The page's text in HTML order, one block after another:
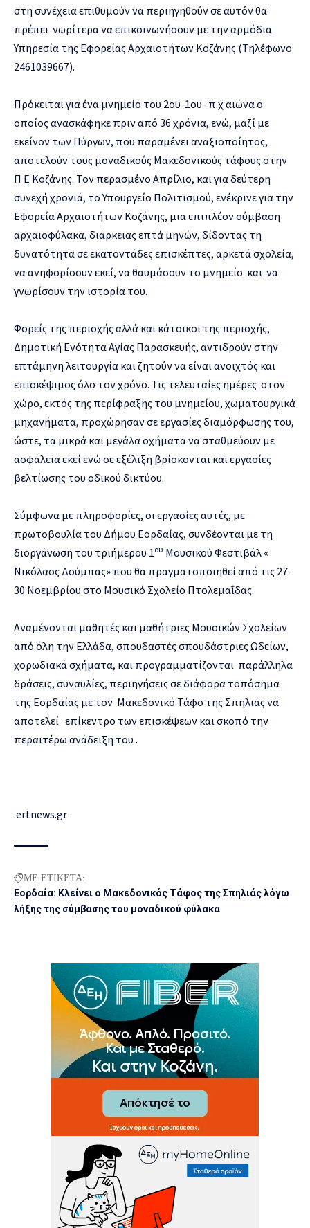
στη συνέχεια επιθυμούν να περιηγηθούν σε αυτόν θα
πρέπει νωρίτερα να επικοινωνήσουν με την αρμόδια
Υπηρεσία της Εφορείας Αρχαιοτήτων Κοζάνης (Τηλέφωνο
2461039667).
Πρόκειται για ένα μνημείο του 2ου-1ου- π.χ αιώνα ο
οποίος ανασκάφηκε πριν από 36 χρόνια, ενώ, μαζί με
εκείνον των Πύργων, που παραμένει αναξιοποίητος,
αποτελούν τους μοναδικούς Μακεδονικούς τάφους στην
Π Ε Κοζάνης. Τον περασμένο Απρίλιο, και για δεύτερη
συνεχή χρονιά, το Υπουργείο Πολιτισμού, ενέκρινε για την
Εφορεία Αρχαιοτήτων Κοζάνης, μια επιπλέον σύμβαση
αρχαιοφύλακα, διάρκειας επτά μηνών, δίδοντας τη
δυνατότητα σε εκατοντάδες επισκέπτες, αρκετά σχολεία,
να ανηφορίσουν εκεί, να θαυμάσουν το μνημείο και να
γνωρίσουν την ιστορία του.
Φορείς της περιοχής αλλά και κάτοικοι της περιοχής,
Δημοτική Ενότητα Αγίας Παρασκευής, αντιδρούν στην
επτάμηνη λειτουργία και ζητούν να είναι ανοιχτός και
επισκέψιμος όλο τον χρόνο. Τις τελευταίες ημέρες στον
χώρο, εκτός της περίφραξης του μνημείου, χωματουργικά
μηχανήματα, προχώρησαν σε εργασίες διαμόρφωσης του,
ώστε, τα μικρά και μεγάλα οχήματα να σταθμεύουν με
ασφάλεια εκεί ενώ σε εξέλιξη βρίσκονται και εργασίες
βελτίωσης του οδικού δικτύου.
Σύμφωνα με πληροφορίες, οι εργασίες αυτές, με
πρωτοβουλία του Δήμου Εορδαίας, συνδέονται με τη
διοργάνωση του τριήμερου 1ου Μουσικού Φεστιβάλ «
Νικόλαος Δούμπας» που θα πραγματοποιηθεί από τις 27-
30 Νοεμβρίου στο Μουσικό Σχολείο Πτολεμαΐδας.
Αναμένονται μαθητές και μαθήτριες Μουσικών Σχολείων
από όλη την Ελλάδα, σπουδαστές σπουδάστριες Ωδείων,
χορωδιακά σχήματα, και προγραμματίζονται παράλληλα
δράσεις, συναυλίες, περιηγήσεις σε διάφορα τοπόσημα
της Εορδαίας με τον Μακεδονικό Τάφο της Σπηλιάς να
αποτελεί επίκεντρο των επισκέψεων και σκοπό την
περαιτέρω ανάδειξη του .
.ertnews.gr
ΜΕ ΕΤΙΚΕΤΑ:
Εορδαία: Kλείνει ο Μακεδονικός Τάφος της Σπηλιάς λόγω
λήξης της σύμβασης του μοναδικού φύλακα